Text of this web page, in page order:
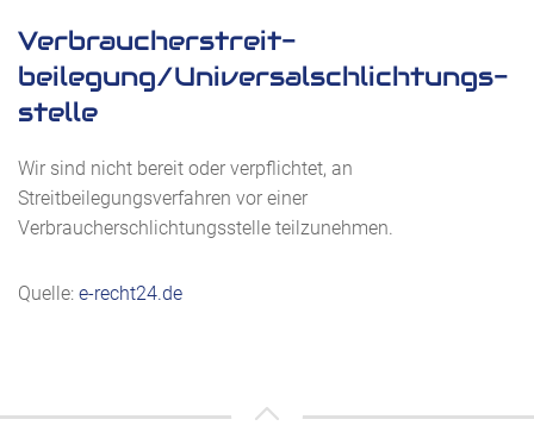
Verbraucher­streit­
beilegung/Universal­schlichtungs­
stelle
Wir sind nicht bereit oder verpflichtet, an
Streitbeilegungsverfahren vor einer
Verbraucherschlichtungsstelle teilzunehmen.
Quelle: e-recht24.de